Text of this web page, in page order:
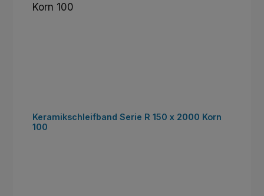
Keramikschleifband Serie R 150 x 2000 Korn
100